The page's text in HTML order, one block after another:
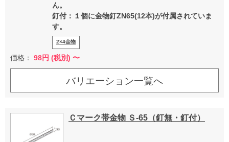
ん。
釘付：１個に金物釘ZN65(12本)が付属されていま
す。
2×4金物
価格： 98円 (税別) 〜
バリエーション一覧へ
Ｃマーク帯金物 Ｓ-65（釘無・釘付）